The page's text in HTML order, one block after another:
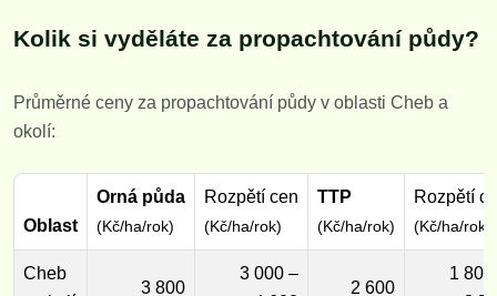
Kolik si vyděláte za propachtování půdy?
Průměrné ceny za propachtování půdy v oblasti Cheb a
okolí:
Oblast
Orná půda
(Kč/ha/rok)
Rozpětí cen
(Kč/ha/rok)
TTP
(Kč/ha/rok)
Rozpětí
(Kč/ha/rok)
Cheb
3 800
3 000 –
2 600
1 800